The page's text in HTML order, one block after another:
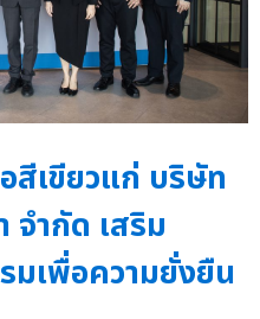
เขียวแก่ บริษัท
จำกัด เสริม
มเพื่อความยั่งยืน